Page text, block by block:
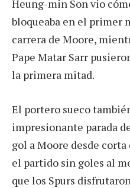
Heung-min Son vio
bloqueaba en el primer
carrera de Moore,
Pape Matar Sarr
la primera mitad.
El portero sueco
impresionante parada
gol a Moore desde
el partido sin goles al
que los Spurs